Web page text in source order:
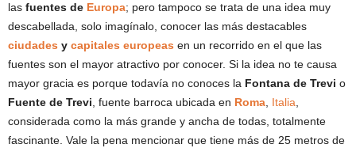
las fuentes de Europa; pero tampoco se trata de una idea muy
descabellada, solo imagínalo, conocer las más destacables
ciudades y capitales europeas en un recorrido en el que las
fuentes son el mayor atractivo por conocer. Si la idea no te causa
mayor gracia es porque todavía no conoces la Fontana de Trevi o
Fuente de Trevi , fuente barroca ubicada en Roma Italia
considerada como la más grande y ancha de todas, totalmente
fascinante. Vale la pena mencionar que tiene más de 25 metros de